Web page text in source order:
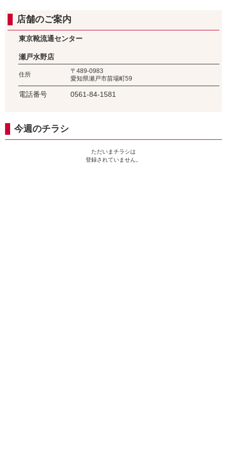
店舗のご案内
東京靴流通センター
瀬戸水野店
住所
〒489-0983
愛知県瀬戸市苗場町59
電話番号 0561-84-1581
今週のチラシ
ただいまチラシは
登録されていません。